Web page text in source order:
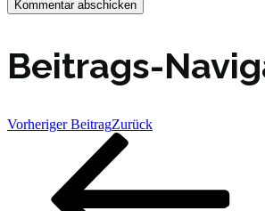
Beitrags-
Vorheriger BeitragZurück